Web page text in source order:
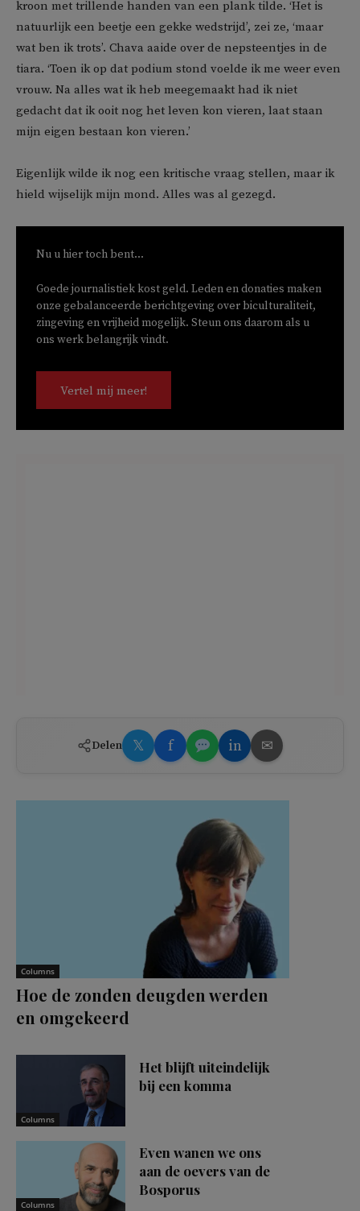
kroon met trillende handen van een plank tilde. ‘Het is
natuurlijk een beetje een gekke wedstrijd’, zei ze, ‘maar
wat ben ik trots’. Chava aaide over de nepsteentjes in de
tiara. ‘Toen ik op dat podium stond voelde ik me weer even
vrouw. Na alles wat ik heb meegemaakt had ik niet
gedacht dat ik ooit nog het leven kon vieren, laat staan
mijn eigen bestaan kon vieren.’
Eigenlijk wilde ik nog een kritische vraag stellen, maar ik
hield wijselijk mijn mond. Alles was al gezegd.
Nu u hier toch bent...
Goede journalistiek kost geld. Leden en donaties maken
onze gebalanceerde berichtgeving over biculturaliteit,
zingeving en vrijheid mogelijk. Steun ons daarom als u
ons werk belangrijk vindt.
Vertel mij meer!
Delen 𝕏 f in ✉
Columns
Hoe de zonden deugden werden
en omgekeerd
Columns
Het blijft uiteindelijk
bij een komma
Columns
Even wanen we ons
aan de oevers van de
Bosporus